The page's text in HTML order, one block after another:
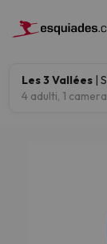
Les 3 Vallées |
4 adulti, 1 camera